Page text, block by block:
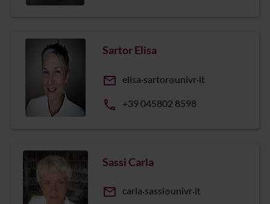
Sartor Elisa
email elisa sartor univr it
phone +39 045802 8598
Sassi Carla
email carla sassi univr it